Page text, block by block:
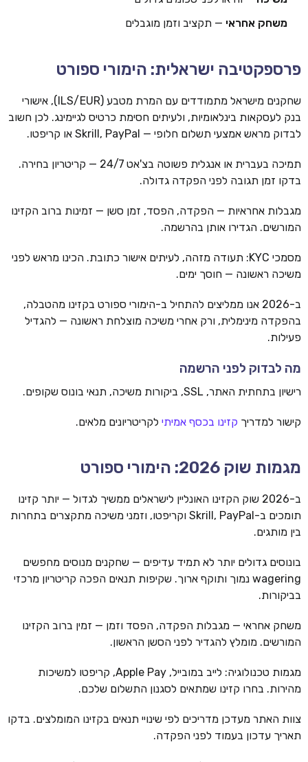
משחק אחראי — תקציב וזמן מוגבלים
פרספקטיבה ישראלית: הימורי ספורט
שחקנים מישראל מתמודדים עם המרת מטבע (ILS/EUR), אישורי
בנק לעסקאות בינלאומיות, ולעיתים חסימת כרטיס לגיימינג. לכן חשוב
לבדוק מראש אמצעי תשלום חלופי — Skrill, PayPal או קריפטו.
תמיכה בעברית או אנגלית פשוטה בצ'אט 24/7 — קריטריון בחירה.
בדקו זמן תגובה לפני הפקדה גדולה.
מגבלות אחראיות — הפקדה, הפסד, זמן סשן — זמינות ברוב הקזינו
המורשים. הגדירו אותן בהרשמה.
מסמכי KYC: תעודה מזהה, לעיתים אישור כתובת. הכינו מראש לפני
משיכה ראשונה — חוסך ימים.
ב-2026 אנו ממליצים להתחיל ב-הימורי ספורט בקזינו מהטבלה,
בהפקדה מינימלית, ורק אחרי משיכה מוצלחת ראשונה — להגדיל
פעילות.
מה לבדוק לפני הרשמה
רישיון בתחתית האתר, SSL, ביקורות משיכה, תנאי בונוס שקופים.
קישור למדריך קזינו בכסף אמיתי לקריטריונים מלאים.
מגמות שוק 2026: הימורי ספורט
ב-2026 שוק הקזינו האונליין לישראלים ממשיך לגדול — יותר קזינו
תומכים ב-Skrill, PayPal וקריפטו, וזמני משיכה מתקצרים בתחרות
בין מותגים.
בונוסים גדולים יותר לא תמיד עדיפים — שחקנים מנוסים מחפשים
wagering נמוך ותוקף ארוך. שקיפות תנאים הפכה קריטריון מרכזי
בביקורות.
משחק אחראי — מגבלות הפקדה, הפסד וזמן — זמין ברוב הקזינו
המורשים. מומלץ להגדיר לפני הסשן הראשון.
מגמות טכנולוגיה: לייב במובייל, Apple Pay, קריפטו למשיכות
מהירות. בחרו קזינו שמתאים לסגנון התשלום שלכם.
צוות האתר מעדכן מדריכים לפי שינויי תנאים בקזינו המומלצים. בדקו
תאריך עדכון בעמוד לפני הפקדה.